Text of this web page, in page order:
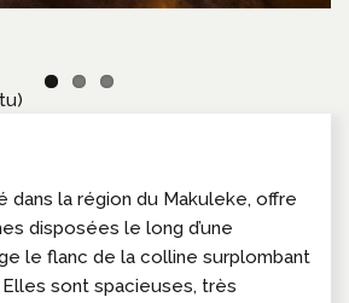
dans la région du Makuleke, offre
disposées le long d’une
le flanc de la colline surplombant
sont spacieuses, très